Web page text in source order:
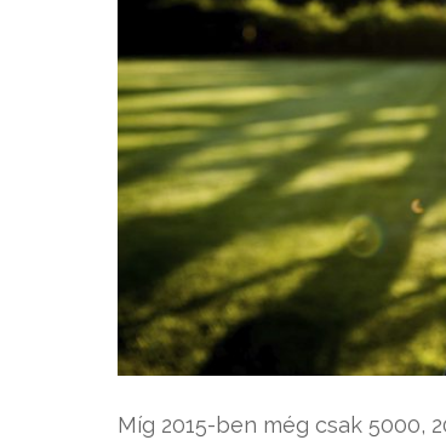
Míg 2015-ben még csak 5000,